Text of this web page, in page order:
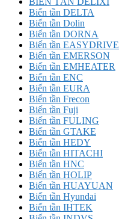
Biến tần DELTA
Biến tần Dolin
Biến tần DORNA
Biến tần EASYDRIVE
Biến tần EMERSON
Biến tần EMHEATER
Biến tần ENC
Biến tần EURA
Biến tần Frecon
Biến tần Fuji
Biến tần FULING
Biến tần GTAKE
Biến tần HEDY
Biến tần HITACHI
Biến tần HNC
Biến tần HOLIP
Biến tần HUAYUAN
Biến tần Hyundai
Biến tần IHTEK